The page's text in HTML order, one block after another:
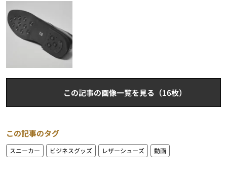
この記事の画像一覧を見る（16枚）
この記事のタグ
スニーカー ビジネスグッズ レザーシューズ 動画